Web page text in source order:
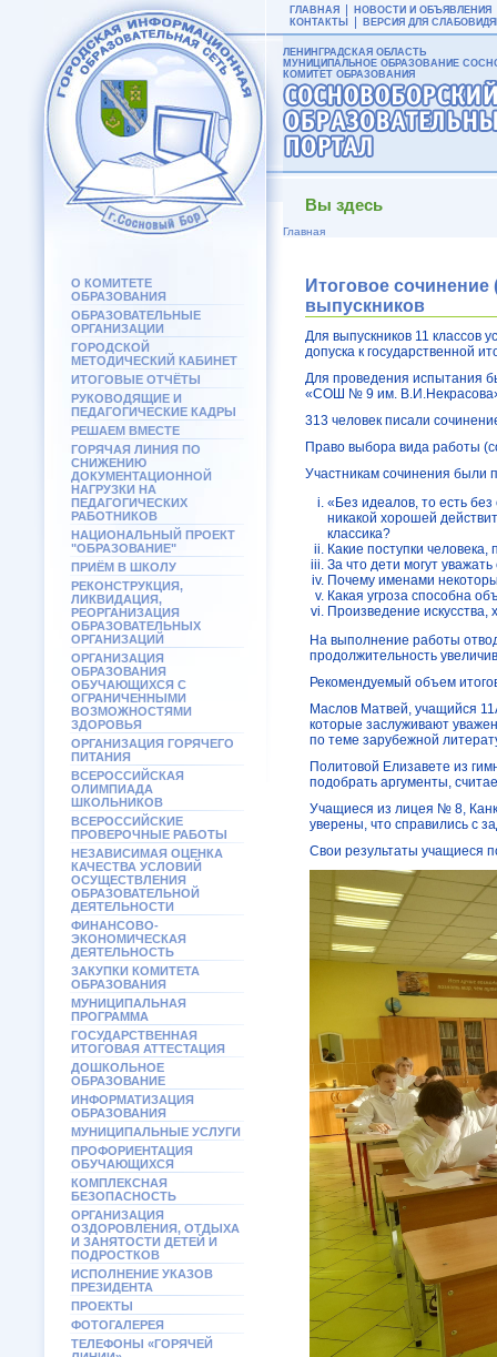
О КОМИТЕТЕ
ОБРАЗОВАНИЯ
ОБРАЗОВАТЕЛЬНЫЕ
ОРГАНИЗАЦИИ
ГОРОДСКОЙ
МЕТОДИЧЕСКИЙ КАБИНЕТ
ИТОГОВЫЕ ОТЧЁТЫ
РУКОВОДЯЩИЕ И
ПЕДАГОГИЧЕСКИЕ КАДРЫ
РЕШАЕМ ВМЕСТЕ
ГОРЯЧАЯ ЛИНИЯ ПО
СНИЖЕНИЮ
ДОКУМЕНТАЦИОННОЙ
НАГРУЗКИ НА
ПЕДАГОГИЧЕСКИХ
РАБОТНИКОВ
НАЦИОНАЛЬНЫЙ ПРОЕКТ
"ОБРАЗОВАНИЕ"
ПРИЁМ В ШКОЛУ
РЕКОНСТРУКЦИЯ,
ЛИКВИДАЦИЯ,
РЕОРГАНИЗАЦИЯ
ОБРАЗОВАТЕЛЬНЫХ
ОРГАНИЗАЦИЙ
ОРГАНИЗАЦИЯ
ОБРАЗОВАНИЯ
ОБУЧАЮЩИХСЯ С
ОГРАНИЧЕННЫМИ
ВОЗМОЖНОСТЯМИ
ЗДОРОВЬЯ
ОРГАНИЗАЦИЯ ГОРЯЧЕГО
ПИТАНИЯ
ВСЕРОССИЙСКАЯ
ОЛИМПИАДА
ШКОЛЬНИКОВ
ВСЕРОССИЙСКИЕ
ПРОВЕРОЧНЫЕ РАБОТЫ
НЕЗАВИСИМАЯ ОЦЕНКА
КАЧЕСТВА УСЛОВИЙ
ОСУЩЕСТВЛЕНИЯ
ОБРАЗОВАТЕЛЬНОЙ
ДЕЯТЕЛЬНОСТИ
ФИНАНСОВО-
ЭКОНОМИЧЕСКАЯ
ДЕЯТЕЛЬНОСТЬ
ЗАКУПКИ КОМИТЕТА
ОБРАЗОВАНИЯ
МУНИЦИПАЛЬНАЯ
ПРОГРАММА
ГОСУДАРСТВЕННАЯ
ИТОГОВАЯ АТТЕСТАЦИЯ
ДОШКОЛЬНОЕ
ОБРАЗОВАНИЕ
ИНФОРМАТИЗАЦИЯ
ОБРАЗОВАНИЯ
МУНИЦИПАЛЬНЫЕ УСЛУГИ
ПРОФОРИЕНТАЦИЯ
ОБУЧАЮЩИХСЯ
КОМПЛЕКСНАЯ
БЕЗОПАСНОСТЬ
ОРГАНИЗАЦИЯ
ОЗДОРОВЛЕНИЯ, ОТДЫХА
И ЗАНЯТОСТИ ДЕТЕЙ И
ПОДРОСТКОВ
ИСПОЛНЕНИЕ УКАЗОВ
ПРЕЗИДЕНТА
ПРОЕКТЫ
ФОТОГАЛЕРЕЯ
ТЕЛЕФОНЫ «ГОРЯЧЕЙ
ГЛАВНАЯ
НОВОСТИ И ОБЪЯВЛЕНИЯ
КОНТАКТЫ
ВЕРСИЯ ДЛЯ
ЛЕНИНГРАДСКАЯ ОБЛАСТЬ
МУНИЦИПАЛЬНОЕ ОБРАЗОВАНИЕ
КОМИТЕТ ОБРАЗОВАНИЯ
Вы здесь
Главная
Итоговое
выпускников
Для выпускников 11 классов
допуска к государственной
Для проведения
«СОШ № 9 им.
313 человек писали
Право выбора вида работы
Участникам сочинения были
«Без идеалов, то есть
никакой хорошей
классика?
Какие поступки
За что дети могут
Почему именами
Какая угроза способна
Произведение
На выполнение работы
продолжительность
Рекомендуемый объем
Маслов Матвей, учащийся
которые заслуживают
по теме зарубежной
Политовой Елизавете из
подобрать аргументы,
Учащиеся из лицея № 8,
уверены, что справились с
Свои результаты учащиеся